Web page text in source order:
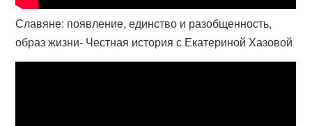
Славяне: появление, единство и разобщенность,
образ жизни- Честная история с Екатериной Хазовой